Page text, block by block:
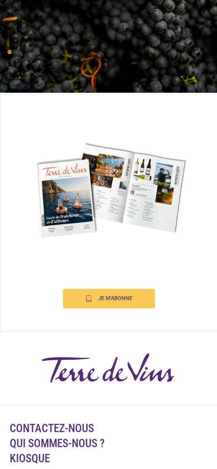
JE M'ABONNE
CONTACTEZ-NOUS
QUI SOMMES-NOUS ?
KIOSQUE